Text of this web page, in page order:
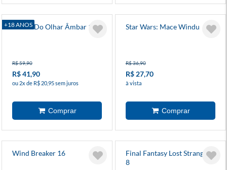
+18 ANOS
Iraúna Do Olhar Âmbar 1
R$ 59,90
R$ 41,90
ou 2x de R$ 20,95 sem juros
Star Wars: Mace Windu
R$ 36,90
R$ 27,70
à vista
Wind Breaker 16
Final Fantasy Lost Stranger
8